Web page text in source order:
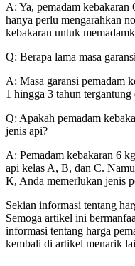
A: Ya, pemadam kebakaran
hanya perlu mengarahkan
kebakaran untuk
Q: Berapa lama masa
A: Masa garansi pemadam
1 hingga 3 tahun
Q: Apakah pemadam
jenis api?
A: Pemadam kebakaran 6
api kelas A, B, dan C.
K, Anda memerlukan jenis
Sekian informasi tentang
Semoga artikel ini
informasi tentang harga
kembali di artikel menarik